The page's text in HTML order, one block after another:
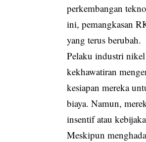
perkembangan
ini, pemangkasan
yang terus berubah.
Pelaku industri
kekhawatiran
kesiapan mereka
biaya. Namun,
insentif atau
Meskipun